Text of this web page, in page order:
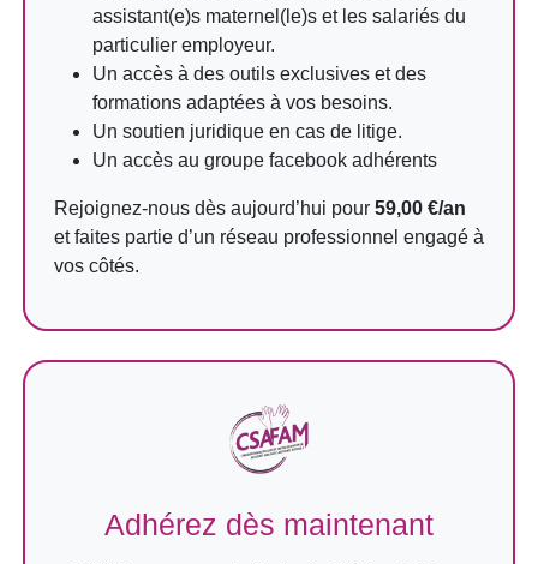
assistant(e)s maternel(le)s et les salariés du
particulier employeur.
Un accès à des outils exclusives et des
formations adaptées à vos besoins.
Un soutien juridique en cas de litige.
Un accès au groupe facebook adhérents
Rejoignez-nous dès aujourd’hui pour 59,00 €/an
et faites partie d’un réseau professionnel engagé à
vos côtés.
Adhérez dès maintenant